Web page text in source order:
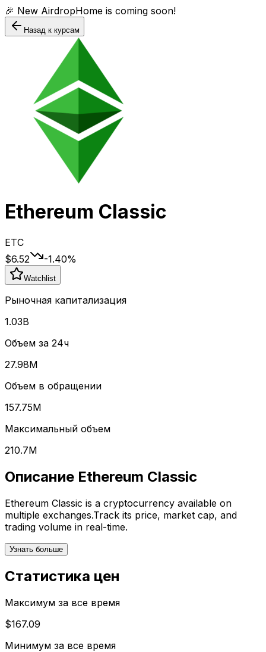
🎉 New AirdropHome is coming soon!
Назад к курсам
Ethereum Classic
ETC
$6.52
-1.40%
Watchlist
Рыночная капитализация
1.03B
Объем за 24ч
27.98M
Объем в обращении
157.75M
Максимальный объем
210.7M
Описание Ethereum Classic
Ethereum Classic is a cryptocurrency available on
multiple exchanges.Track its price, market cap, and
trading volume in real-time.
Узнать больше
Статистика цен
Максимум за все время
$167.09
Минимум за все время